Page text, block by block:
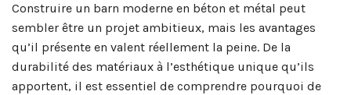
Construire un barn moderne en béton et métal peut
sembler être un projet ambitieux, mais les avantages
qu’il présente en valent réellement la peine. De la
durabilité des matériaux à l’esthétique unique qu’ils
apportent, il est essentiel de comprendre pourquoi de